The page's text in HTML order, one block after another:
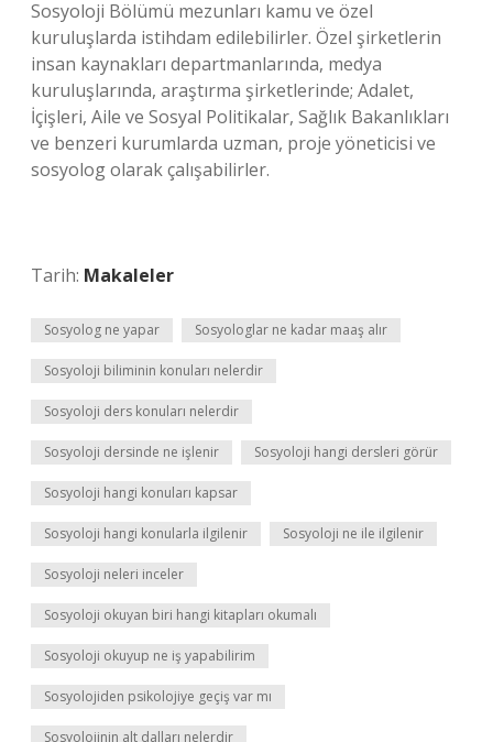
Sosyoloji Bölümü mezunları kamu ve özel
kuruluşlarda istihdam edilebilirler. Özel şirketlerin
insan kaynakları departmanlarında, medya
kuruluşlarında, araştırma şirketlerinde; Adalet,
İçişleri, Aile ve Sosyal Politikalar, Sağlık Bakanlıkları
ve benzeri kurumlarda uzman, proje yöneticisi ve
sosyolog olarak çalışabilirler.
Tarih: Makaleler
Sosyolog ne yapar Sosyologlar ne kadar maaş alır
Sosyoloji biliminin konuları nelerdir
Sosyoloji ders konuları nelerdir
Sosyoloji dersinde ne işlenir Sosyoloji hangi dersleri görür
Sosyoloji hangi konuları kapsar
Sosyoloji hangi konularla ilgilenir Sosyoloji ne ile ilgilenir
Sosyoloji neleri inceler
Sosyoloji okuyan biri hangi kitapları okumalı
Sosyoloji okuyup ne iş yapabilirim
Sosyolojiden psikolojiye geçiş var mı
Sosyolojinin alt dalları nelerdir